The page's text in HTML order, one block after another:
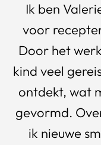
Ik ben
voor
Door het
kind veel
ontdekt, wat
gevormd.
ik nieuwe